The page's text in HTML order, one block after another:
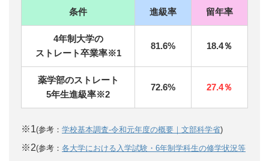
条件 進級率 留年率
4年制大学の
ストレート卒業率※1
81.6% 18.4％
薬学部のストレート
5年生進級率※2
72.6% 27.4％
※1(参考： 学校基本調査‐令和元年度の概要｜文部科学省)
※2(参考： 各大学における入学試験・6年制学科生の修学状況等